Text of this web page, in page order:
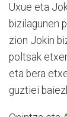
Uxue eta
bizilagunen
zion Jokin
poltsak
eta bera
guztiei